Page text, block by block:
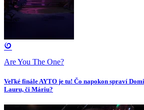
Are You The One?
Veľké finále AYTO je tu! Čo napokon spraví
Lauru, či Máriu?